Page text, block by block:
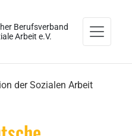
Berufsverband
Arbeit e.V.
der Sozialen Arbeit